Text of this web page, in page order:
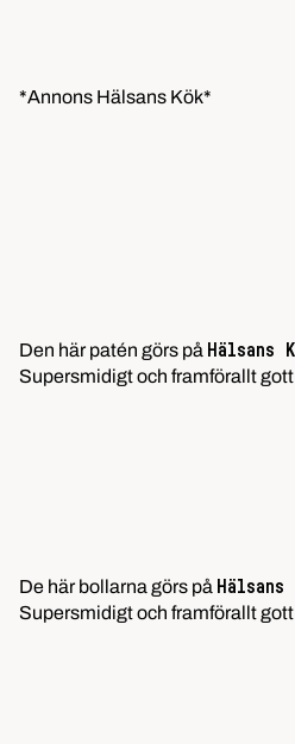
*Annons Hälsans Kök*
Den här patén görs på Hälsans
Supersmidigt och framförallt
De här bollarna görs på
Supersmidigt och framförallt